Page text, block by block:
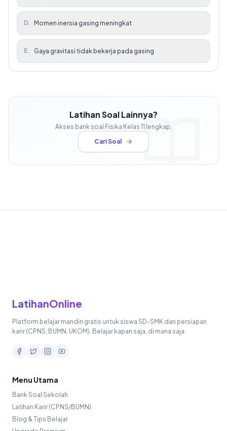
D. Momen inersia gasing meningkat
E. Gaya gravitasi tidak bekerja pada gasing
Latihan Soal Lainnya?
Akses bank soal Fisika Kelas 11 lengkap.
Cari Soal
LatihanOnline
Platform belajar mandiri gratis untuk siswa SD-SMK dan persiapan
karir (CPNS, BUMN, UKOM). Belajar kapan saja, di mana saja.
Menu Utama
Bank Soal Sekolah
Latihan Karir (CPNS/BUMN)
Blog & Tips Belajar